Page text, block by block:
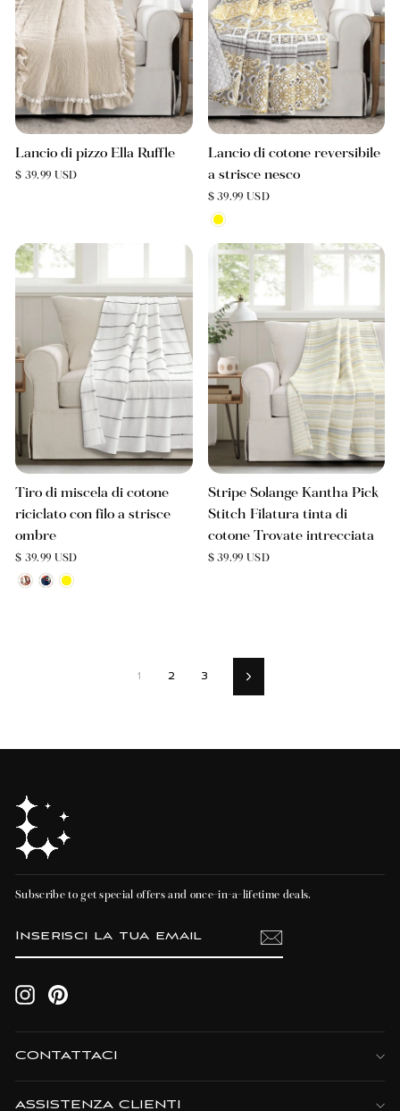
Lancio di pizzo Ella Ruffle
$ 39.99 USD
Lancio di cotone reversibile
a strisce nesco
$ 39.99 USD
Tiro di miscela di cotone
riciclato con filo a strisce
ombre
$ 39.99 USD
Stripe Solange Kantha Pick
Stitch Filatura tinta di
cotone Trovate intrecciata
$ 39.99 USD
1 2 3 Prossimo
Subscribe to get special offers and once-in-a-lifetime deals.
LA
EMAIL
InstagramPinterest
CONTATTACI
ASSISTENZA CLIENTI